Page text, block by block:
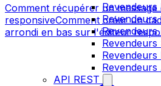
Revendeurs
API REST
Comment récupérer un
responsiveComment créer un
arrondi en bas sur l'éditeur